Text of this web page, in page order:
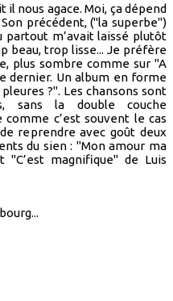
il nous agace. Moi, ça dépend
précédent, ("la superbe")
partout m’avait laissé plutôt
beau, trop lisse... Je préfère
plus sombre comme sur "A
dernier. Un album en forme
?". Les chansons sont
sans la double couche
c’est souvent le cas
reprendre avec goût deux
du sien : "Mon amour ma
"C’est magnifique" de Luis